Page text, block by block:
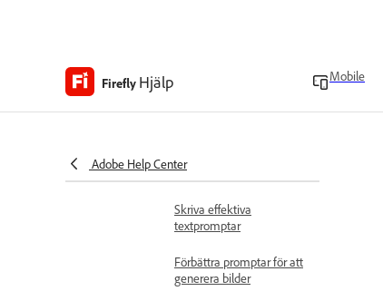
Firefly Hjälp Mobile
Adobe Help Center
textbeskrivningar
Skriva effektiva
textpromptar
Förbättra promptar för att
generera bilder